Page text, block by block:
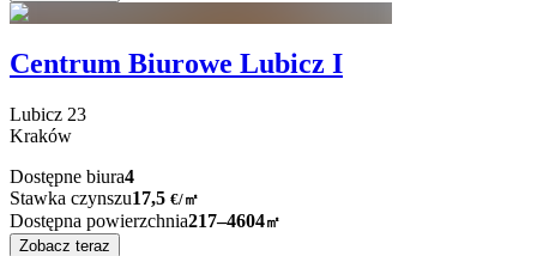
Centrum Biurowe Lubicz I
Lubicz 23
Kraków
Dostępne biura4
Stawka czynszu17,5 €/㎡
Dostępna powierzchnia217–4604㎡
Zobacz teraz